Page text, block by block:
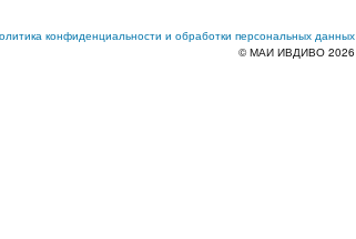
конфиденциальности и обработки персональных данных
© МАИ ИВДИВО 2026